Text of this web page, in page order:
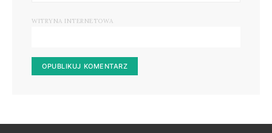
WITRYNA INTERNETOWA